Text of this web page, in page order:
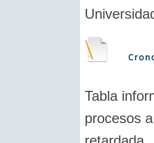
Tabla
procesos